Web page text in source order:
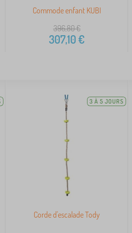
Commode enfant KUBI
396,80€
307,10€
3 À 5 JOURS
Corde d'escalade Tody